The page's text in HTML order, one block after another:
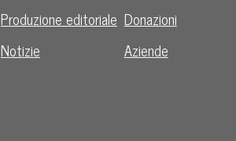
Produzione editoriale
Notizie
Donazioni
Aziende